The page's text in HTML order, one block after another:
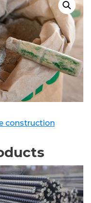
construction